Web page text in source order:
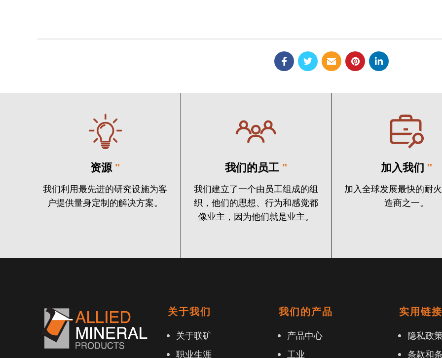
资源 "
我们利用最先进的研究设施为客
户提供量身定制的解决方案。
我们的员工 "
我们建立了一个由员工组成的组
织，他们的思想、行为和感觉都
像业主，因为他们就是业主。
加入我们 "
加入全球发展最快的耐
造商之一。
关于我们
关于联矿
职业生涯
我们的产品
产品中心
工业
实用链
隐私政
条款和